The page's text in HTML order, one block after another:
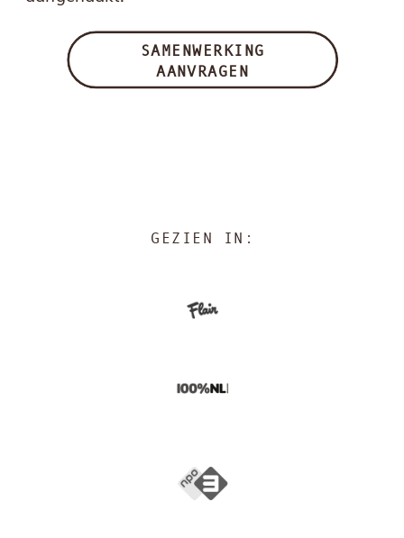
SAMENWERKING
AANVRAGEN
GEZIEN IN: